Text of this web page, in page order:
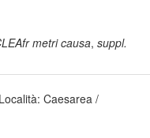
metri causa, suppl.
Caesarea /